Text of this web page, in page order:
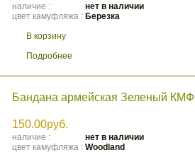
наличие :
нет в наличии
цвет камуфляжа : Березка
В корзину
Подробнее
Бандана армейская Зеленый КМФ
150.00руб.
наличие :
нет в наличии
цвет камуфляжа : Woodland